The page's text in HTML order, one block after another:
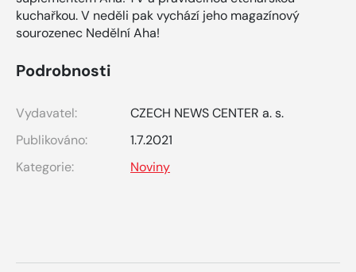
kuchařkou. V neděli pak vychází jeho magazínový
sourozenec Nedělní Aha!
Podrobnosti
Vydavatel:
CZECH NEWS CENTER a. s.
Publikováno:
1.7.2021
Kategorie:
Noviny